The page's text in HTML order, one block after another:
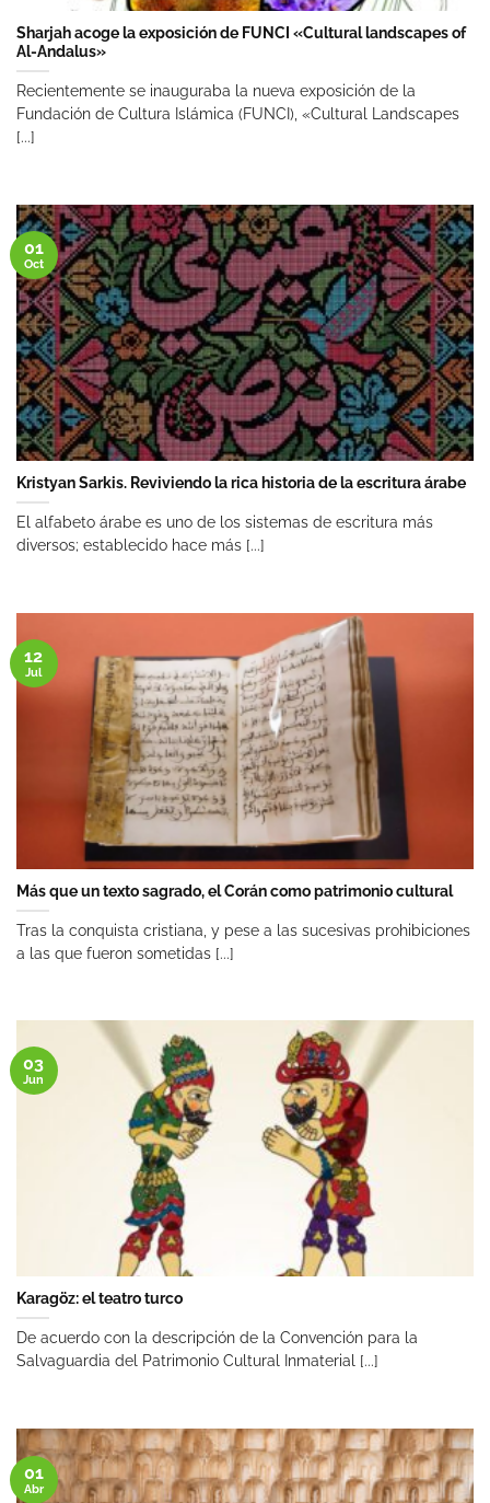
Sharjah acoge la exposición de FUNCI «Cultural landscapes of
Al-Andalus»
Recientemente se inauguraba la nueva exposición de la
Fundación de Cultura Islámica (FUNCI), «Cultural Landscapes
[...]
Kristyan Sarkis. Reviviendo la rica historia de la escritura árabe
El alfabeto árabe es uno de los sistemas de escritura más
diversos; establecido hace más [...]
01
Oct
Más que un texto sagrado, el Corán como patrimonio cultural
Tras la conquista cristiana, y pese a las sucesivas prohibiciones
a las que fueron sometidas [...]
12
Jul
Karagöz: el teatro turco
De acuerdo con la descripción de la Convención para la
Salvaguardia del Patrimonio Cultural Inmaterial [...]
03
Jun
01
Abr